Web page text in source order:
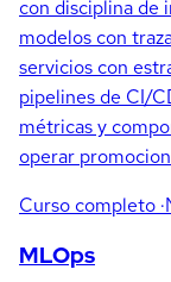
con disciplina de
modelos con
servicios con
pipelines de CI/
métricas y
operar
Curso completo
MLOps